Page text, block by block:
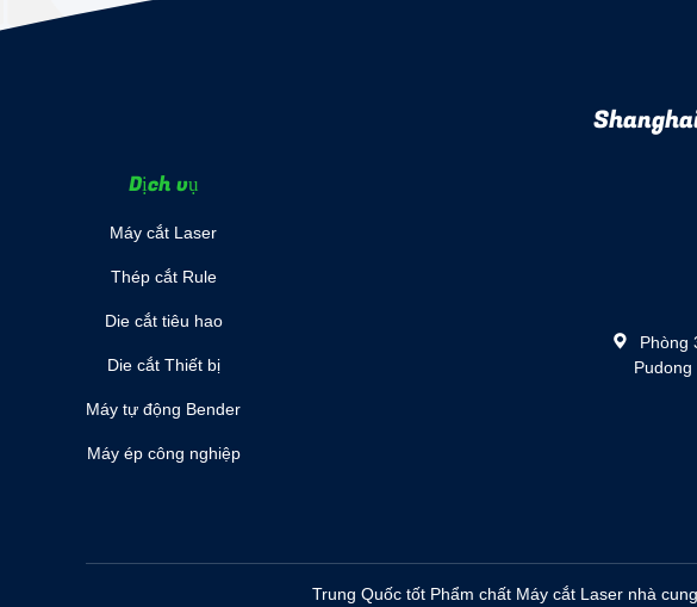
Dịch vụ
Máy cắt Laser
Thép cắt Rule
Die cắt tiêu hao
Die cắt Thiết bị
Máy tự động Bender
Máy ép công nghiệp
Phòng
Trung Quốc tốt Phẩm chất Máy cắt Laser nhà